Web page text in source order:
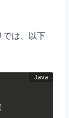
では、以下